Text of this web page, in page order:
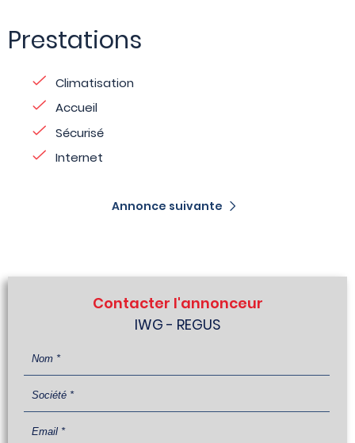
Prestations
Climatisation
Accueil
Sécurisé
Internet
Annonce suivante
Contacter l'annonceur
IWG - REGUS